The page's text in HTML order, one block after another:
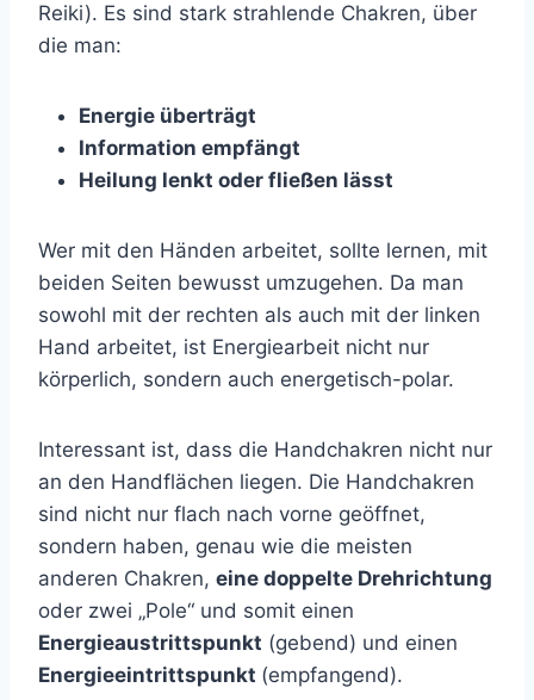
Reiki). Es sind stark strahlende Chakren, über
die man:
Energie überträgt
Information empfängt
Heilung lenkt oder fließen lässt
Wer mit den Händen arbeitet, sollte lernen, mit
beiden Seiten bewusst umzugehen. Da man
sowohl mit der rechten als auch mit der linken
Hand arbeitet, ist Energiearbeit nicht nur
körperlich, sondern auch energetisch-polar.
Interessant ist, dass die Handchakren nicht nur
an den Handflächen liegen. Die Handchakren
sind nicht nur flach nach vorne geöffnet,
sondern haben, genau wie die meisten
anderen Chakren, eine doppelte Drehrichtung
oder zwei „Pole“ und somit einen
Energieaustrittspunkt (gebend) und einen
Energieeintrittspunkt (empfangend).